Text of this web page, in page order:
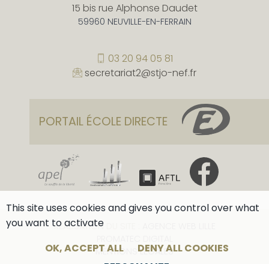
RÉALISATION DU SITE :
MENTIONS LÉGALES
15 bis rue Alphonse Daudet
59960 NEUVILLE-EN-FERRAIN
03 20 94 05 81
secretariat2@stjo-nef.fr
PORTAIL ÉCOLE DIRECTE
This site uses cookies and gives you control over what
you want to activate
OK, ACCEPT ALL
DENY ALL COOKIES